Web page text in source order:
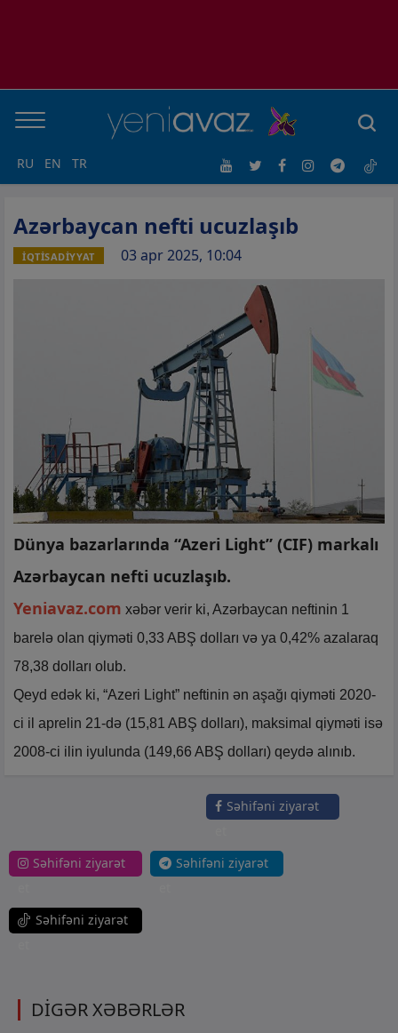
RU EN TR
Azərbaycan nefti ucuzlaşıb
İQTİSADİYYAT 03 apr 2025, 10:04
Dünya bazarlarında “Azeri Light” (CIF) markalı
Azərbaycan nefti ucuzlaşıb.
Yeniavaz.com xəbər verir ki, Azərbaycan neftinin 1
barelə olan qiyməti 0,33 ABŞ dolları və ya 0,42% azalaraq
78,38 dolları olub.
Qeyd edək ki, “Azeri Light” neftinin ən aşağı qiyməti 2020-
ci il aprelin 21-də (15,81 ABŞ dolları), maksimal qiyməti isə
2008-ci ilin iyulunda (149,66 ABŞ dolları) qeydə alınıb.
Səhifəni ziyarət
Səhifəni ziyarət
Səhifəni ziyarət
Səhifəni ziyarət
DİGƏR XƏBƏRLƏR